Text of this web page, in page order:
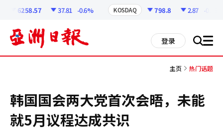
6258.57 37.81 -0.6% KOSDAQ 798.8 2.87 -0.36%
登录 搜 all
主页 热门话题
韩国国会两大党首次会晤，未能
就5月议程达成共识